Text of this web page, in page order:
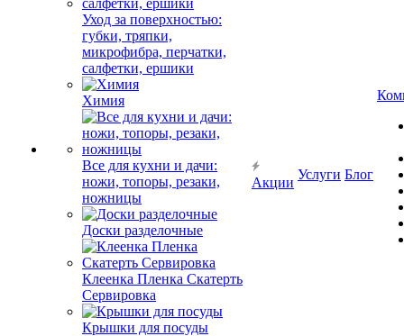
Уход за поверхностью:
губки, тряпки,
микрофибра, перчатки,
салфетки, ершики
Химия
Все для кухни и дачи:
ножи, топоры, резаки,
ножницы
Доски разделочные
Клеенка Пленка Скатерть
Сервировка
Крышки для посуды
Акции
Услуги Блог